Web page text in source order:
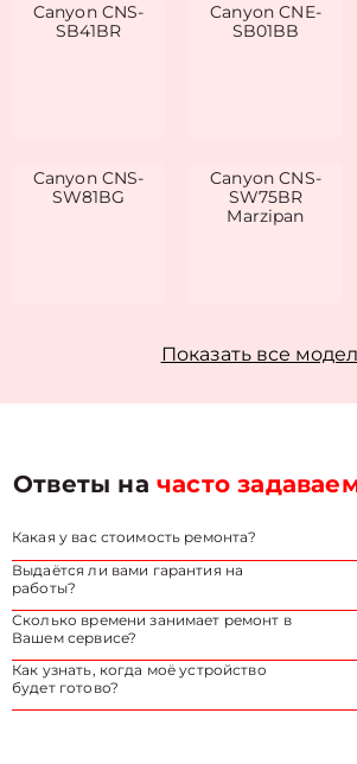
Canyon CNS-
SB41BR
Canyon CNE-
SB01BB
Canyon CNS-
SW81BG
Canyon CNS-
SW75BR
Marzipan
Показать все
Ответы начасто
Какая у вас стоимость ремонта?
Выдаётся ли вами гарантия на
работы?
Сколько времени занимает ремонт в
Вашем сервисе?
Как узнать, когда моё устройство
будет готово?